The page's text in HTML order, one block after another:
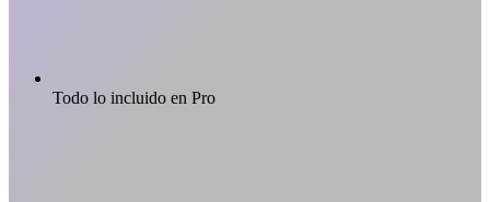
Todo lo incluido en Pro